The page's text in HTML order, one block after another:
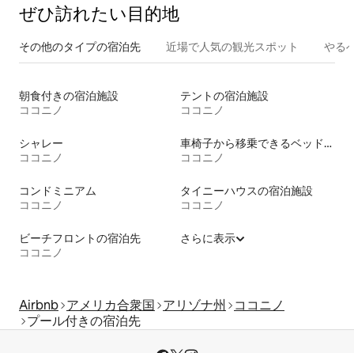
ぜひ訪⁠れ⁠た⁠い目⁠的⁠地
その他のタ⁠イ⁠プ⁠の宿⁠泊⁠先 近場で人気の観光スポット やる
朝食付きの宿泊施設
ココニノ
テントの宿泊施設
ココニノ
シャレー
ココニノ
車椅子から移乗できるベッドがある宿泊施設
ココニノ
コンドミニアム
ココニノ
タイニーハウスの宿泊施設
ココニノ
ビーチフロントの宿泊先
ココニノ
さらに表示
Airbnb アメリカ合衆国 アリゾナ州
ココニノ
プール付きの宿泊先